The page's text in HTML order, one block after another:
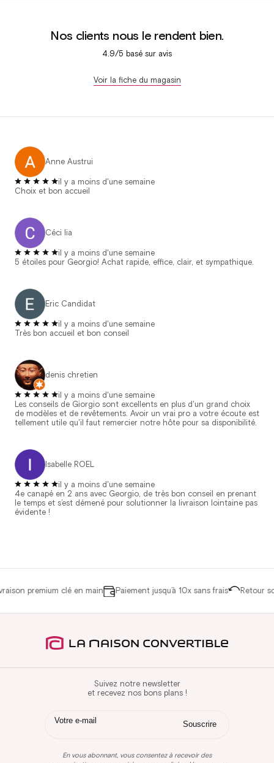
Nos clients nous le rendent bien.
4.9/5 basé sur avis
Voir la fiche du magasin
Anne Austrui
il y a moins d'une semaine
Choix et bon accueil
Céci lia
il y a moins d'une semaine
5 étoiles pour Georgio! Achat rapide, effice, clair, et sympathique.
Eric Candidat
il y a moins d'une semaine
Très bon accueil et bon conseil
denis chretien
il y a moins d'une semaine
Les conseils de Giorgio sont excellents en plus d'un grand choix
de modèles et de revêtements. Avoir un vrai pro a votre écoute est
tellement utile qu'il faut remercier notre hôte pour sa disponibilité.
Isabelle ROEL
il y a moins d'une semaine
4e canapé en 2 ans avec Georgio, de très bon conseil en prenant
le temps et s’est démené pour solutionner la livraison lointaine pas
évidente !
premium clé en main Paiement jusqu’à 10x sans frais Retour sous
Suivez notre newsletter
et recevez nos bons plans !
En vous abonnant, vous consentez à recevoir des